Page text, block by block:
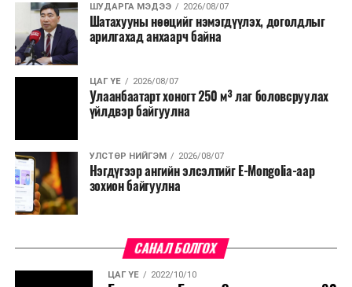
ШУДАРГА МЭДЭЭ 2026/08/07
Шатахууны нөөцийг нэмэгдүүлэх, доголдлыг
арилгахад анхаарч байна
ЦАГ ҮЕ 2026/08/07
Улаанбаатарт хоногт 250 м³ лаг боловсруулах
үйлдвэр байгуулна
УЛСТӨР НИЙГЭМ 2026/08/07
Нэгдүгээр ангийн элсэлтийг E-Mongolia-аар
зохион байгуулна
САНАЛ БОЛГОХ
ЦАГ ҮЕ 2022/10/10